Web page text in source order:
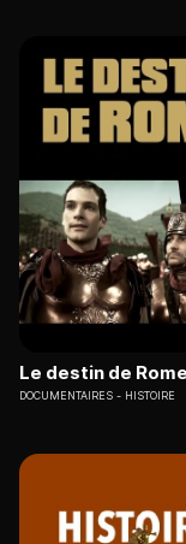
Le destin de Rome
DOCUMENTAIRES HISTOIRE